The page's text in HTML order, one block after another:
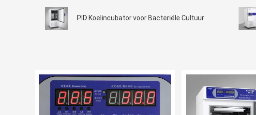
PID Koelincubator voor Bacteriële Cultuur